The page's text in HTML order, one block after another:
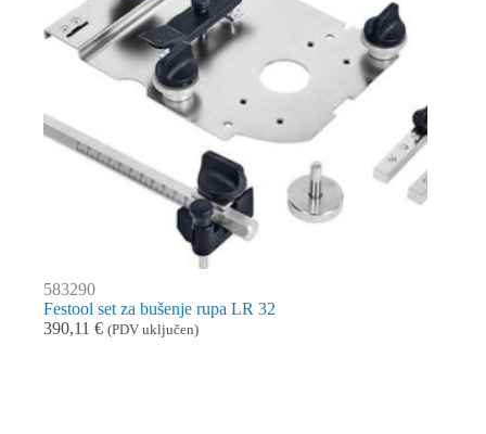
583290
Festool set za bušenje rupa LR 32
390,11 € (PDV uključen)